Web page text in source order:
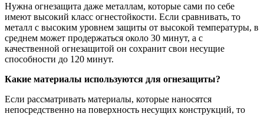
Нужна огнезащита даже металлам, которые сами по себе
имеют высокий класс огнестойкости. Если сравнивать, то
металл с высоким уровнем защиты от высокой температуры, в
среднем может продержаться около 30 минут, а с
качественной огнезащитой он сохранит свои несущие
способности до 120 минут.
Какие материалы используются для огнезащиты?
Если рассматривать материалы, которые наносятся
непосредственно на поверхность несущих конструкций, то